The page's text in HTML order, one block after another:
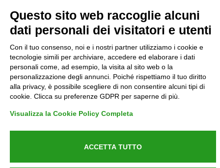
Informative GDPR (679/2016)
Rimborsi ed Indennizzi
Contatti
Questo sito web raccoglie alcuni
dati personali dei visitatori e utenti
Con il tuo consenso, noi e i nostri partner utilizziamo i cookie e
tecnologie simili per archiviare, accedere ed elaborare i dati
personali come, ad esempio, la visita al sito web o la
personalizzazione degli annunci. Poiché rispettiamo il tuo diritto
alla privacy, è possibile scegliere di non consentire alcuni tipi di
cookie. Clicca su preferenze GDPR per saperne di più.
Visualizza la Cookie Policy Completa
ACCETTA TUTTO